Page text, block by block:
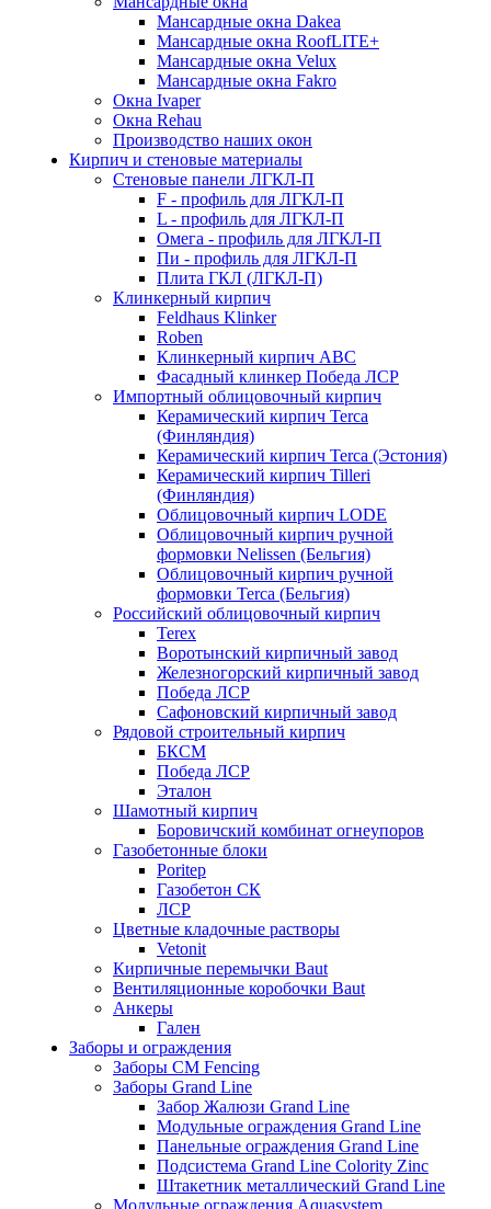
Мансардные окна Dakea
Мансардные окна RoofLITE+
Мансардные окна Velux
Мансардные окна Fakro
Окна Ivaper
Окна Rehau
Производство наших окон
Кирпич и стеновые материалы
Стеновые панели ЛГКЛ-П
F - профиль для ЛГКЛ-П
L - профиль для ЛГКЛ-П
Омега - профиль для ЛГКЛ-П
Пи - профиль для ЛГКЛ-П
Плита ГКЛ (ЛГКЛ-П)
Клинкерный кирпич
Feldhaus Klinker
Roben
Клинкерный кирпич ABC
Фасадный клинкер Победа ЛСР
Импортный облицовочный кирпич
Керамический кирпич Terca
(Финляндия)
Керамический кирпич Terca (Эстония)
Керамический кирпич Tilleri
(Финляндия)
Облицовочный кирпич LODE
Облицовочный кирпич ручной
формовки Nelissen (Бельгия)
Облицовочный кирпич ручной
формовки Terca (Бельгия)
Российский облицовочный кирпич
Terex
Воротынский кирпичный завод
Железногорский кирпичный завод
Победа ЛСР
Сафоновский кирпичный завод
Рядовой строительный кирпич
БКСМ
Победа ЛСР
Эталон
Шамотный кирпич
Боровичский комбинат огнеупоров
Газобетонные блоки
Poritep
Газобетон СК
ЛСР
Цветные кладочные растворы
Vetonit
Кирпичные перемычки Baut
Вентиляционные коробочки Baut
Анкеры
Гален
Заборы и ограждения
Заборы CM Fencing
Заборы Grand Line
Забор Жалюзи Grand Line
Модульные ограждения Grand Line
Панельные ограждения Grand Line
Подсистема Grand Line Colority Zinc
Штакетник металлический Grand Line
Модульные ограждения Aquasystem